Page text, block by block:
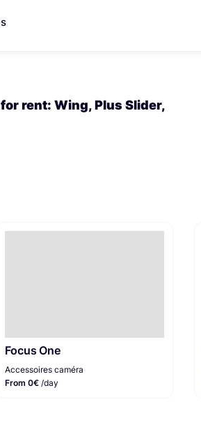
rent: Wing, Plus Slider,
Focus One
Accessoires caméra
From 0€ /day